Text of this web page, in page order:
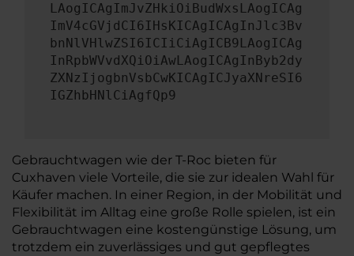
LAogICAgImJvZHkiOiBudWxsLAogICAg
ImV4cGVjdCI6IHsKICAgICAgInJlc3Bv
bnNlVHlwZSI6ICIiCiAgICB9LAogICAg
InRpbWVvdXQiOiAwLAogICAgInByb2dy
ZXNzIjogbnVsbCwKICAgICJyaXNreSI6
IGZhbHNlCiAgfQp9
Gebrauchtwagen wie der T-Roc bieten für
Cuxhaven viele Vorteile, die sie zur idealen Wahl für
Käufer machen. In einer Region, in der Mobilität und
Flexibilität im Alltag eine große Rolle spielen, ist ein
Gebrauchtwagen eine kostengünstige Lösung, um
trotzdem ein zuverlässiges und gut gepflegtes